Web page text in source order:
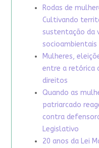
Rodas de
Cultivando
sustentação da
socioambientais
Mulheres,
entre a retórica
direitos
Quando as
patriarcado
contra
Legislativo
20 anos da Lei